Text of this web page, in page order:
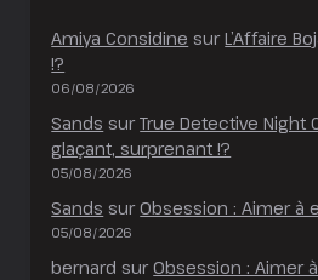
Amiya Considine surL’Affaire
!?
06/08/2026
Sands surTrue Detective Night
glaçant, surprenant !?
05/08/2026
Sands surObsession : Aimer à
05/08/2026
bernard surObsession : Aimer